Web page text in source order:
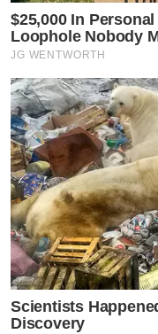
$25,000 In
Loophole Nobody
JG WENTWORTH
Scientists
Discovery